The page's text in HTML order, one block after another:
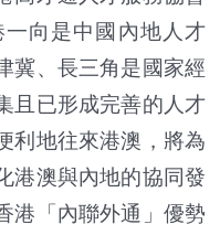
向是中國內地人才
冀、長三角是國家經
且已形成完善的人才
利地往來港澳，將為
港澳與內地的協同發
港「內聯外通」優勢